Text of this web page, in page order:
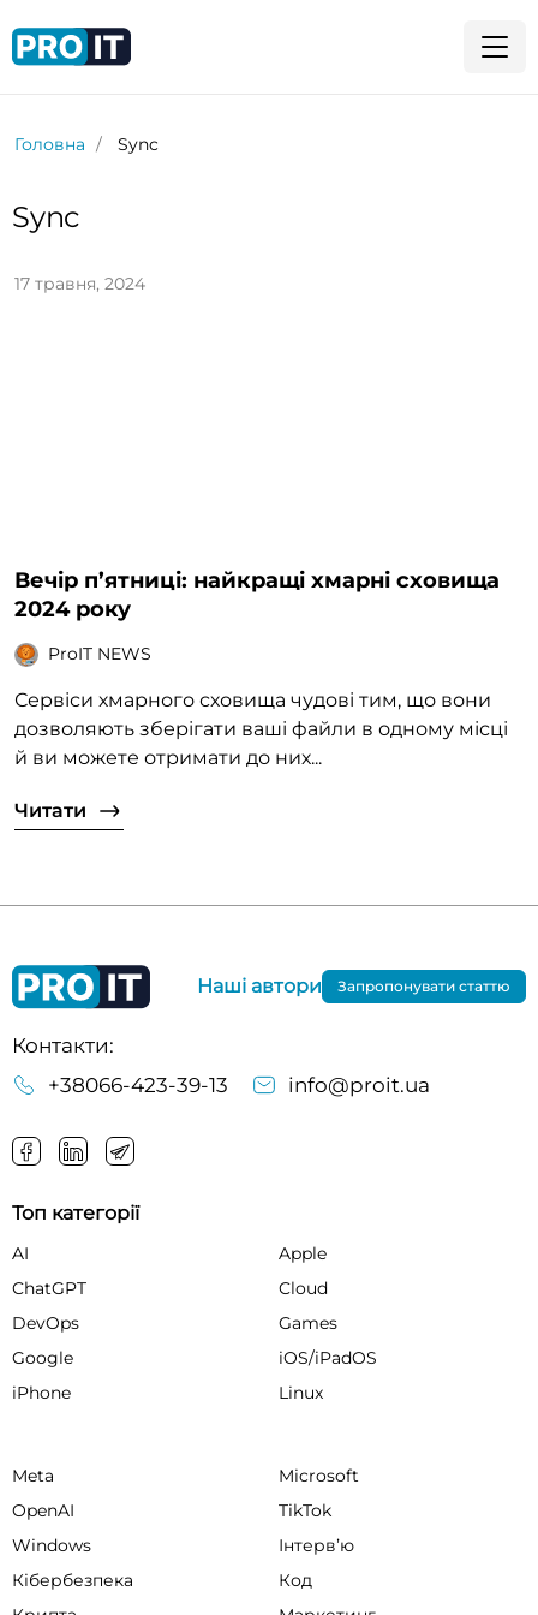
Головна Sync
Sync
17 травня, 2024
Вечір п’ятниці: найкращі хмарні сховища
2024 року
ProIT NEWS
Сервіси хмарного сховища чудові тим, що вони
дозволяють зберігати ваші файли в одному місці
й ви можете отримати до них...
Читати
Контакти:
+38066-423-39-13
info@proit.ua
Наші автори Запропонувати статтю
Топ категорії
AI
Apple
ChatGPT
Cloud
DevOps
Games
Google
iOS/iPadOS
iPhone
Linux
Meta
Microsoft
OpenAI
TikTok
Windows
Інтервʼю
Кібербезпека
Код